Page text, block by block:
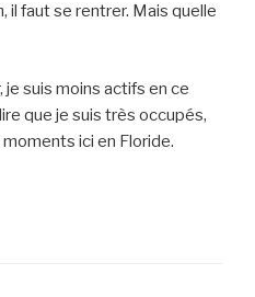
il faut se rentrer. Mais quelle
suis moins actifs en ce
que je suis très occupés,
ici en Floride.